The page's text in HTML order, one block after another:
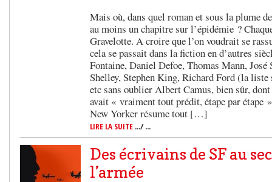
Mais où, dans quel roman et sous la plume
au moins un chapitre sur l’épidémie ?
Gravelotte. A croire que l’on voudrait se
cela se passait dans la fiction en d’autres
Fontaine, Daniel Defoe, Thomas Mann, José
Shelley, Stephen King, Richard Ford (la liste
etc sans oublier Albert Camus, bien sûr,
avait « vraiment tout prédit, étape par
New Yorker résume tout […]
LIRE LA SUITE .../ ...
Des écrivains de SF au
l’armée